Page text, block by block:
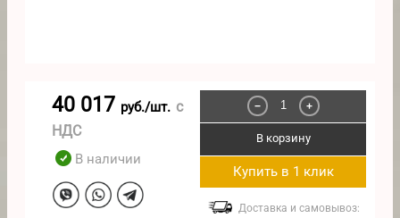
40 017 руб./шт. с
НДС
В наличии
− +
В корзину
Купить в 1 клик
Доставка и самовывоз: